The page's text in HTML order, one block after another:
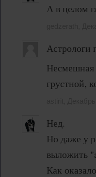
А в целом
Астрологи
Несмешная
грустной,
Нед.
Но даже у
выложить
Как